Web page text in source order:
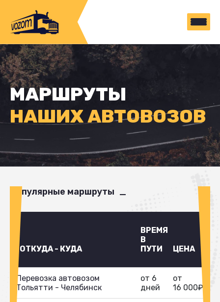
МАРШРУТЫ
НАШИХ АВТОВОЗОВ
Популярные маршруты
ОТКУДА - КУДА
ВРЕМЯ
В
ПУТИ
ЦЕНА
Перевозка автовозом
Тольятти - Челябинск
от 6
дней
от
16 000₽